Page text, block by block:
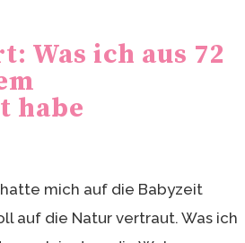
Was ich aus 72
habe
mich auf die Babyzeit
auf die Natur vertraut. Was ich